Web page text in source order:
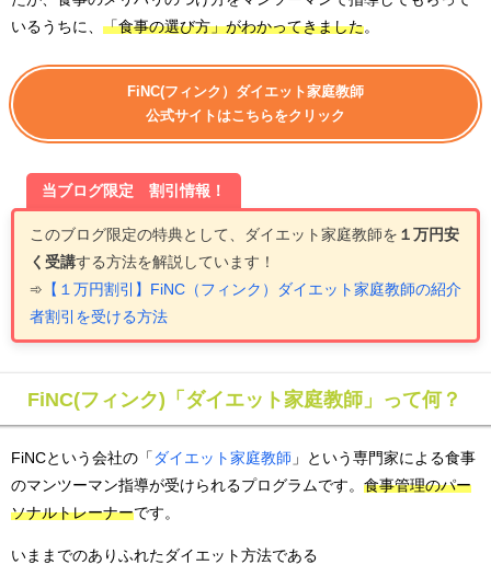
いるうちに、 「食事の選び方」がわかってきました
FiNC(フィンク）ダイエット家庭教師
公式サイトはこちらをクリック
当ブログ限定 割引情報！
このブログ限定の特典として、ダイエット家庭教師を １ 万円安
く受講する方法を解説しています ！
➾ 【１万円割引】FiNC（フィンク）ダイエット家庭教師の紹介
者割引を受ける方法
FiNC(フィンク)「ダイエット家庭教師」って何？
FiNCという会社の「 ダイエット家庭教師 」という専門家による食事
のマンツーマン指導が受けられるプログラムです。 食事管理のパー
ソナルトレーナーです。
いままでのありふれたダイエット方法である